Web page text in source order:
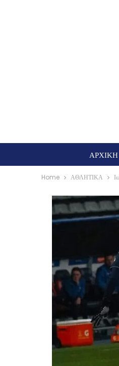
ΑΡΧΙΚΗ
Home ΑΘΛΗΤΙΚΑ